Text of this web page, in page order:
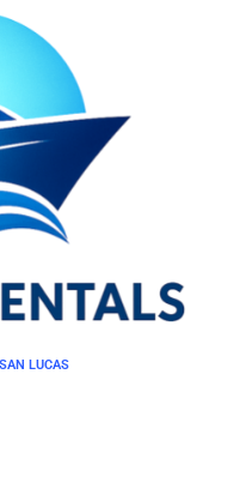
LUCAS